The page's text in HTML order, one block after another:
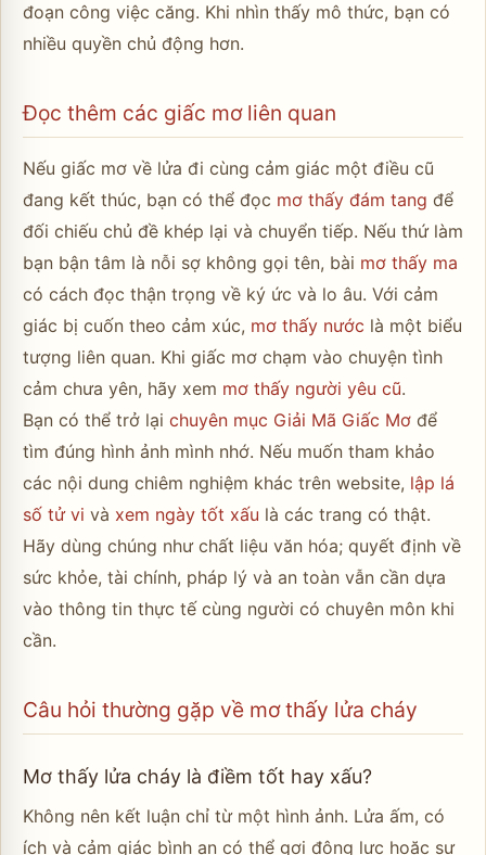
đoạn công việc căng. Khi nhìn thấy mô thức, bạn có
nhiều quyền chủ động hơn.
Đọc thêm các giấc mơ liên quan
Nếu giấc mơ về lửa đi cùng cảm giác một điều cũ
đang kết thúc, bạn có thể đọc mơ thấy đám tang để
đối chiếu chủ đề khép lại và chuyển tiếp. Nếu thứ làm
bạn bận tâm là nỗi sợ không gọi tên, bài mơ thấy ma
có cách đọc thận trọng về ký ức và lo âu. Với cảm
giác bị cuốn theo cảm xúc, mơ thấy nước là một biểu
tượng liên quan. Khi giấc mơ chạm vào chuyện tình
cảm chưa yên, hãy xem mơ thấy người yêu cũ.
Bạn có thể trở lại chuyên mục Giải Mã Giấc Mơ để
tìm đúng hình ảnh mình nhớ. Nếu muốn tham khảo
các nội dung chiêm nghiệm khác trên website, lập lá
số tử vi và xem ngày tốt xấu là các trang có thật.
Hãy dùng chúng như chất liệu văn hóa; quyết định về
sức khỏe, tài chính, pháp lý và an toàn vẫn cần dựa
vào thông tin thực tế cùng người có chuyên môn khi
cần.
Câu hỏi thường gặp về mơ thấy lửa cháy
Mơ thấy lửa cháy là điềm tốt hay xấu?
Không nên kết luận chỉ từ một hình ảnh. Lửa ấm, có
ích và cảm giác bình an có thể gợi động lực hoặc sự